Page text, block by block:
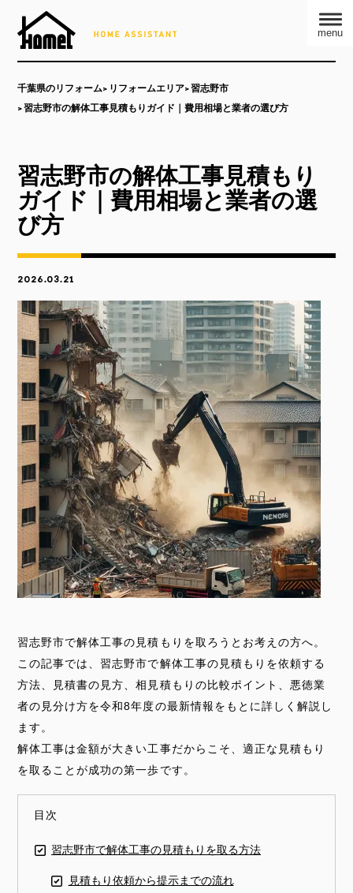
menu
千葉県のリフォーム リフォームエリア
習志野市
習志野市の解体工事見積もりガイド｜費用相場と業者の選び方
習志野市の解体工事見積もり
ガイド｜費用相場と業者の選
び方
2026.03.21
習志野市で解体工事の見積もりを取ろうとお考えの方へ。
この記事では、習志野市で解体工事の見積もりを依頼する
方法、見積書の見方、相見積もりの比較ポイント、悪徳業
者の見分け方を令和8年度の最新情報をもとに詳しく解説し
ます。
解体工事は金額が大きい工事だからこそ、適正な見積もり
を取ることが成功の第一歩です。
目次
習志野市で解体工事の見積もりを取る方法
見積もり依頼から提示までの流れ